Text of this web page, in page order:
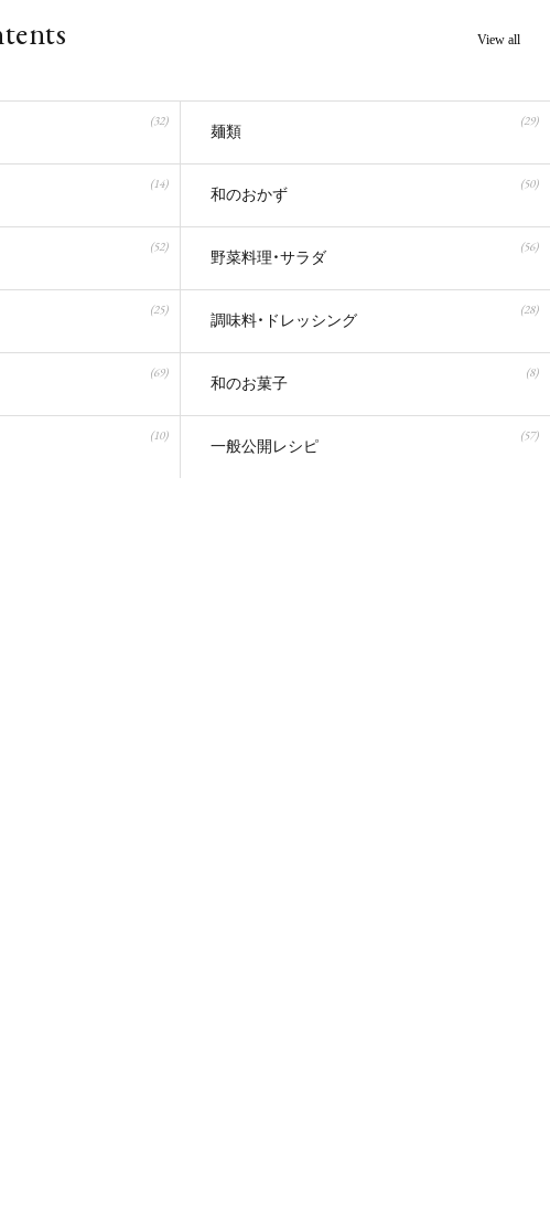
View all
(32)
麺類
(29)
(14)
和のおかず
(50)
(52)
野菜料理・サラダ
(56)
(25)
調味料・ドレッシング
(28)
(69)
和のお菓子
(8)
(10)
一般公開レシピ
(57)